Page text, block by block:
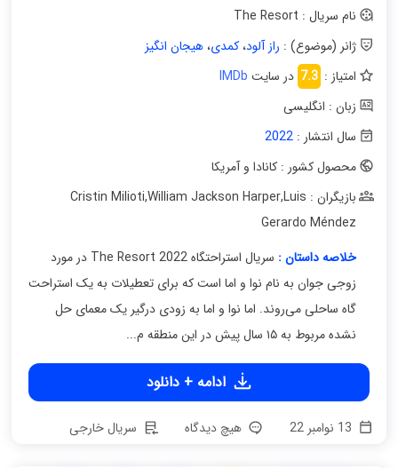
نام سریال : The Resort
ژانر (موضوع) : راز آلود،کمدی،هیجان انگیز
امتیاز : 7.3 در سایت IMDb
زبان : انگلیسی
سال انتشار :2022
محصول کشور : کانادا و آمریکا
بازیگران : Cristin Milioti
,William Jackson Harper,Luis
Gerardo Méndez
خلاصه داستان :
سریال استراحتگاه The Resort 2022 در مورد
زوجی جوان به نام نوا و اما است که برای تعطیلات به یک استراحت
گاه ساحلی می‌روند. اما نوا و اما به زودی درگیر یک معمای حل
نشده مربوط به ۱۵ سال پیش در این منطقه م...
ادامه + دانلود
هیچ دیدگاه سریال خارجی